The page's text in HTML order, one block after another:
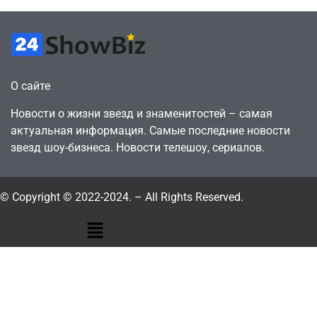
О сайте
Новости о жизни звезд и знаменитостей – самая
актуальная информация. Самые последние новости
звезд шоу-бизнеса. Новости телешоу, сериалов.
© Copyright © 2022-2024. – All Rights Reserved.